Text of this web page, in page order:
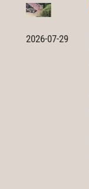
2026-07-29